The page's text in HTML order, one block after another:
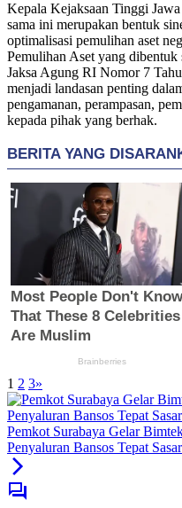
Kepala Kejaksaan Tinggi
sama ini merupakan bentuk
optimalisasi pemulihan aset
Pemulihan Aset yang dibentuk
Jaksa Agung RI Nomor 7
menjadi landasan penting
pengamanan, perampasan,
kepada pihak yang berhak.
1 2 3»
Pemkot Surabaya Gelar
Penyaluran Bansos Tepat